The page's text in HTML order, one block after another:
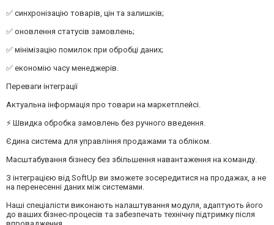
✅ синхронізацію товарів, цін та залишків;
✅ оновлення статусів замовлень;
✅ мінімізацію помилок при обробці даних;
✅ економію часу менеджерів.
Переваги інтеграції
Актуальна інформація про товари на маркетплейсі.
⚡ Швидка обробка замовлень без ручного введення.
Єдина система для управління продажами та обліком.
Масштабування бізнесу без збільшення навантаження на команду.
З інтеграцією від SoftUp ви зможете зосередитися на продажах, а не
на перенесенні даних між системами.
Наші спеціалісти виконають налаштування модуля, адаптують його
до ваших бізнес-процесів та забезпечать технічну підтримку після